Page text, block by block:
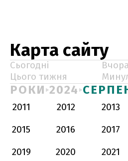
Карта сайту
Сьогодні
Цього тижня
РОКИ 2024
2011 2012 2013
2015
2016 2017
2019
2020 2021